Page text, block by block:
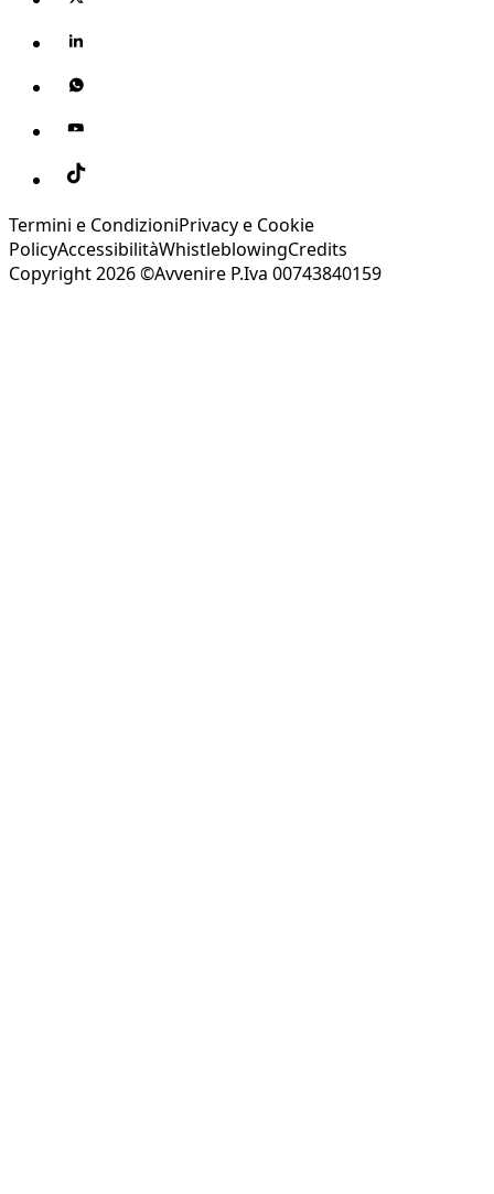
Termini e CondizioniPrivacy e Cookie
PolicyAccessibilitàWhistleblowingCredits
Copyright 2026 ©Avvenire P.Iva 00743840159